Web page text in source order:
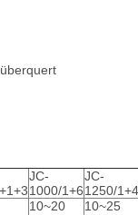
JC-
1000/1+6
JC-
1250/1+4
10~20 10~25